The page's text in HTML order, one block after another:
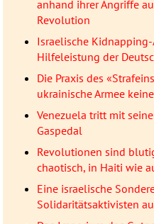
anhand ihrer Angriffe
Revolution
Israelische
Hilfeleistung der
Die Praxis des
ukrainische Armee
Venezuela tritt mit
Gaspedal
Revolutionen sind
chaotisch, in Haiti wie
Eine israelische
Solidaritätsaktivisten